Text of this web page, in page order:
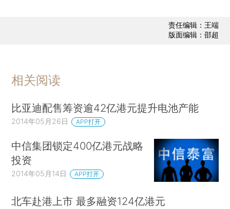
责任编辑：王端
版面编辑：邵超
相关阅读
比亚迪配售筹资逾42亿港元提升电池产能
2014年05月26日 APP打开
中信集团锁定400亿港元战略
投资
2014年05月14日 APP打开
北车赴港上市 最多融资124亿港元